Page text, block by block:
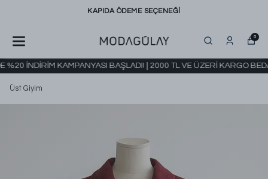
KAPIDA ÖDEME SEÇENEĞİ
0
İNDİRİM KAMPANYASI BAŞLADI! | 2000 TL VE ÜZERİ KARGO
Üst Giyim